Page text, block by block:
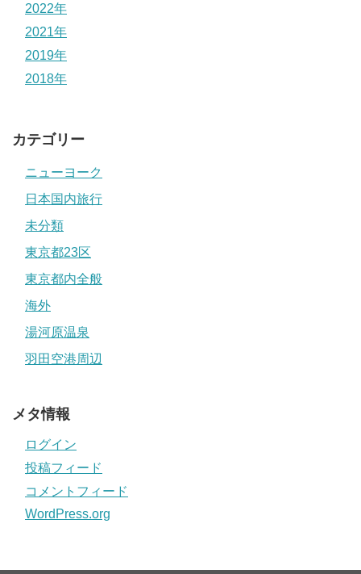
2022年
2021年
2019年
2018年
カテゴリー
ニューヨーク
日本国内旅行
未分類
東京都23区
東京都内全般
海外
湯河原温泉
羽田空港周辺
メタ情報
ログイン
投稿フィード
コメントフィード
WordPress.org